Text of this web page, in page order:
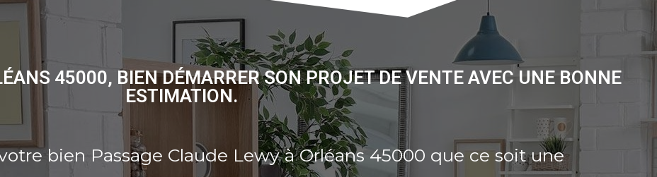
45000, BIEN DÉMARRER SON PROJET DE VENTE AVEC UNE BONNE
ESTIMATION.
bien Passage Claude Lewy à Orléans 45000 que ce soit une